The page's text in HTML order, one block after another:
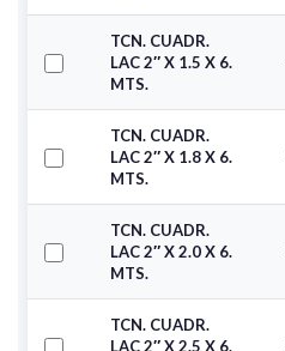
TCN. CUADR.
LAC 2″ X 1.5 X 6.
MTS.
TCN. CUADR.
LAC 2″ X 1.8 X 6.
MTS.
TCN. CUADR.
LAC 2″ X 2.0 X 6.
MTS.
TCN. CUADR.
LAC 2″ X 2.5 X 6.